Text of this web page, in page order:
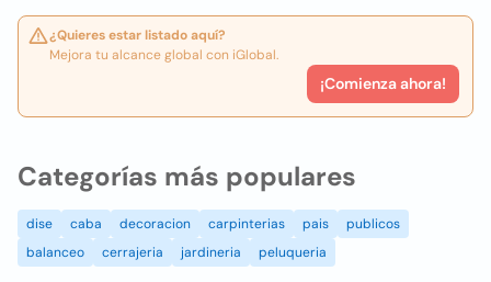
¿Quieres estar listado aquí?
Mejora tu alcance global con iGlobal.
¡Comienza ahora!
Categorías más populares
dise caba decoracion carpinterias pais
publicos
balanceo
cerrajeria jardineria peluqueria